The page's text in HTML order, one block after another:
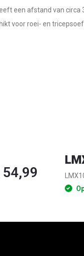
een afstand van circa
voor roei- en
54,99